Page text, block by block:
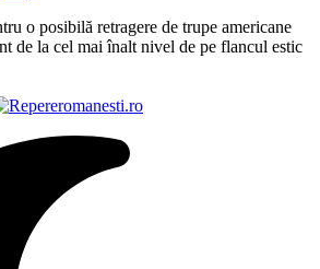
o posibilă retragere de trupe americane
de la cel mai înalt nivel de pe flancul estic